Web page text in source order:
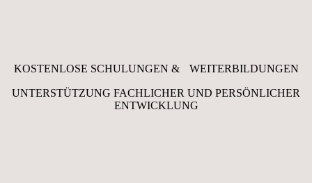
KOSTENLOSE ­SCHULUNGEN & ­ WEITER­BILDUNGEN
UNTERSTÜTZUNG FACHLICHER UND PERSÖNLICHER
ENTWICKLUNG